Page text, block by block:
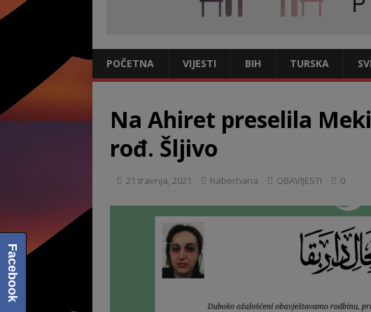
POČETNA VIJESTI BIH TURSKA
Na Ahiret preselila
rođ. Šljivo
21 travnja, 2021 haberhana OBAVIJESTI 0
Facebook